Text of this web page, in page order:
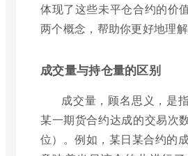
体现了这些未平仓合约的价
两个概念，帮助你更好地理解
成交量与持仓量的区别
成交量，顾名思义，是
某一期货合约达成的交易次
位）。例如，某日某合约的